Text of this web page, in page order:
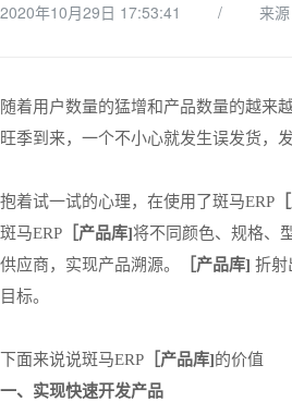
2020年10月29日 17:53:41 / 来
随着用户数量的猛增和产品数量的越来
旺季到来，一个不小心就发生误发货，
抱着试一试的心理，在使用了斑马ERP
斑马ERP ［产品库]将不同颜色、规格、
供应商，实现产品溯源。
［产品库] 折射
目标。
下面来说说斑马ERP ［产品库]的价值
一、 实现快速开发产品